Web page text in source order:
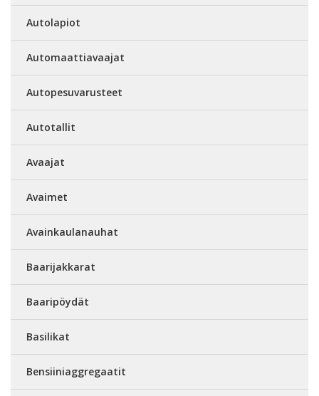
Autolapiot
Automaattiavaajat
Autopesuvarusteet
Autotallit
Avaajat
Avaimet
Avainkaulanauhat
Baarijakkarat
Baaripöydät
Basilikat
Bensiiniaggregaatit